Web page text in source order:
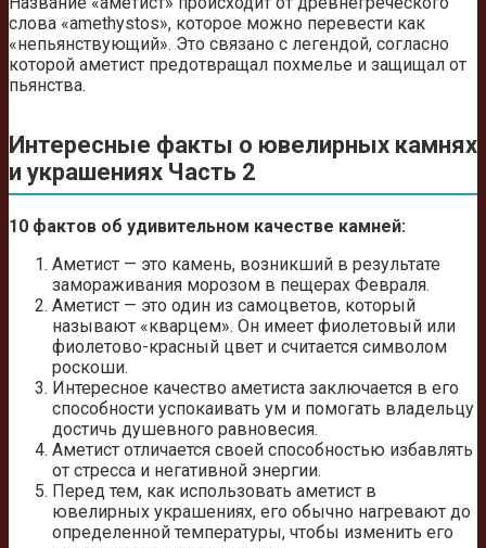
слова «amethystos», которое можно перевести как
«непьянствующий». Это связано с легендой, согласно
которой аметист предотвращал похмелье и защищал от
пьянства.
Интересные факты о ювелирных камнях
и украшениях Часть 2
10 фактов об удивительном качестве камней:
Аметист — это камень, возникший в результате
замораживания морозом в пещерах Февраля.
Аметист — это один из самоцветов, который
называют «кварцем». Он имеет фиолетовый или
фиолетово-красный цвет и считается символом
роскоши.
Интересное качество аметиста заключается в его
способности успокаивать ум и помогать владельцу
достичь душевного равновесия.
Аметист отличается своей способностью избавлять
от стресса и негативной энергии.
Перед тем, как использовать аметист в
ювелирных украшениях, его обычно нагревают до
определенной температуры, чтобы изменить его